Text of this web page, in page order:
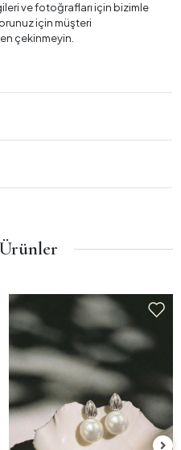
ve fotoğrafları için bizimle
için müşteri
çekinmeyin.